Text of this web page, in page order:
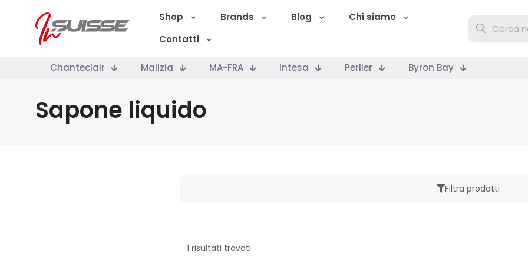
Shop Brands Blog
Chi siamo
Contatti
Chanteclair Malizia MA-FRA Intesa Perlier Byron Bay
Sapone liquido
Filtra prodotti
Categoria
1 risultati trovati